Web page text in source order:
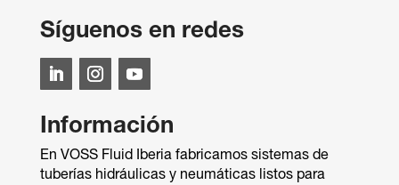
Síguenos en redes
Información
En VOSS Fluid Iberia fabricamos sistemas de
tuberías hidráulicas y neumáticas listos para